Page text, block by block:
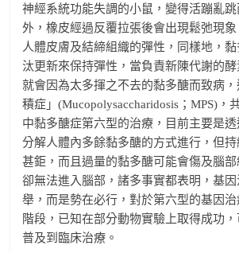
神經系統功能失調的小鼠，變得活蹦亂
外，橡皮經過反覆拉張後會出現鬆弛現
人體皮膚及結締組織的彈性，同樣地，
汰更新來保持彈性，當負責新陳代謝的
就會因為太多揮之不去的黏多醣而致病
積症」(Mucopolysaccharidosis；MPS)，
中黏多醣症第六型的治療，目前主要是
分解人體內多餘黏多醣的方式進行，但
甚鉅，而且過量的黏多醣可能會傷及腦
卻無法進入腦部，諸多事實都表明，基
舉，而是勢在必行，對於第六型的基因
階段，已知在部分動物實驗上取得成功
普及到臨床治療。